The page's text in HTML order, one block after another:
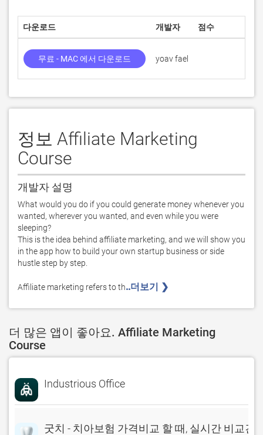
다운로드 개발자 점수
무료 - MAC 에서 다운로드 yoav fael
정보 Affiliate Marketing
Course
개발자 설명
What would you do if you could generate money whenever you
wanted, wherever you wanted, and even while you were
sleeping?
This is the idea behind affiliate marketing, and we will show you
in the app how to build your own startup business or side
hustle step by step.
Affiliate marketing refers to th..더보기 ❯
더 많은 앱이 좋아요. Affiliate Marketing
Course
Industrious Office
굿치 - 치아보험 가격비교 할 때, 실시간 비교견